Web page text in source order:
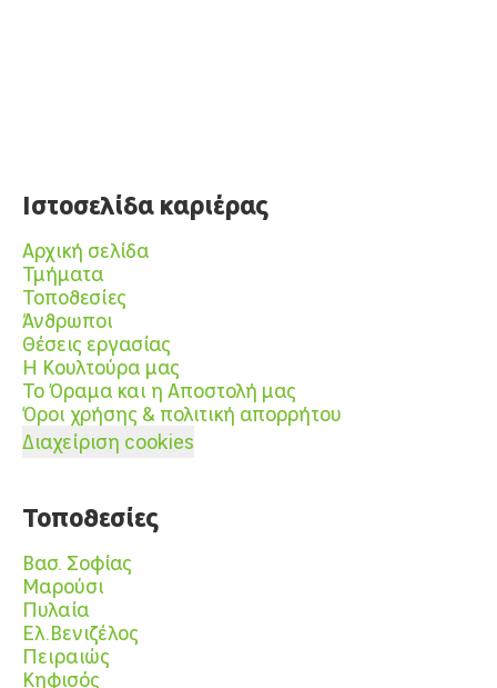
Ιστοσελίδα καριέρας
Αρχική σελίδα
Τμήματα
Τοποθεσίες
Άνθρωποι
Θέσεις εργασίας
Η Κουλτούρα μας
Το Όραμα και η Αποστολή μας
Όροι χρήσης & πολιτική απορρήτου
Διαχείριση cookies
Τοποθεσίες
Βασ. Σοφίας
Μαρούσι
Πυλαία
Ελ.Βενιζέλος
Πειραιώς
Κηφισός